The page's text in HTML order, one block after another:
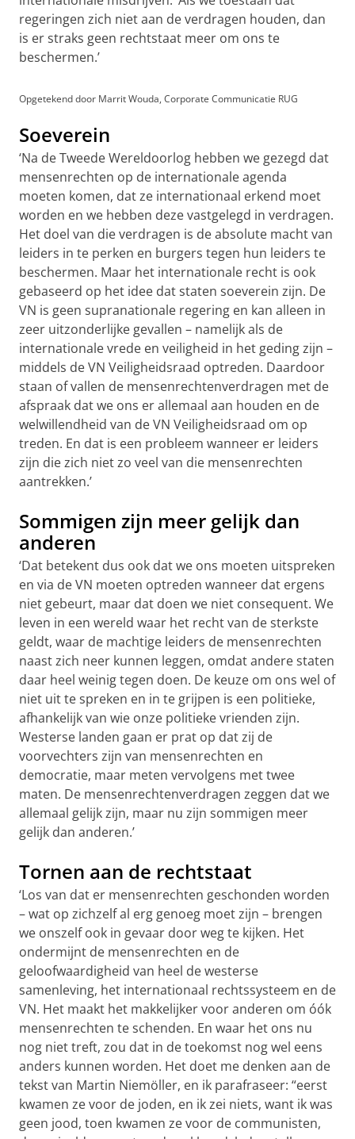
regeringen zich niet aan de verdragen houden, dan
is er straks geen rechtstaat meer om ons te
beschermen.’
Opgetekend door Marrit Wouda, Corporate Communicatie RUG
Soeverein
‘Na de Tweede Wereldoorlog hebben we gezegd dat
mensenrechten op de internationale agenda
moeten komen, dat ze internationaal erkend moet
worden en we hebben deze vastgelegd in verdragen.
Het doel van die verdragen is de absolute macht van
leiders in te perken en burgers tegen hun leiders te
beschermen. Maar het internationale recht is ook
gebaseerd op het idee dat staten soeverein zijn. De
VN is geen supranationale regering en kan alleen in
zeer uitzonderlijke gevallen – namelijk als de
internationale vrede en veiligheid in het geding zijn –
middels de VN Veiligheidsraad optreden. Daardoor
staan of vallen de mensenrechtenverdragen met de
afspraak dat we ons er allemaal aan houden en de
welwillendheid van de VN Veiligheidsraad om op
treden. En dat is een probleem wanneer er leiders
zijn die zich niet zo veel van die mensenrechten
aantrekken.’
Sommigen zijn meer gelijk dan
anderen
‘Dat betekent dus ook dat we ons moeten uitspreken
en via de VN moeten optreden wanneer dat ergens
niet gebeurt, maar dat doen we niet consequent. We
leven in een wereld waar het recht van de sterkste
geldt, waar de machtige leiders de mensenrechten
naast zich neer kunnen leggen, omdat andere staten
daar heel weinig tegen doen. De keuze om ons wel of
niet uit te spreken en in te grijpen is een politieke,
afhankelijk van wie onze politieke vrienden zijn.
Westerse landen gaan er prat op dat zij de
voorvechters zijn van mensenrechten en
democratie, maar meten vervolgens met twee
maten. De mensenrechtenverdragen zeggen dat we
allemaal gelijk zijn, maar nu zijn sommigen meer
gelijk dan anderen.’
Tornen aan de rechtstaat
‘Los van dat er mensenrechten geschonden worden
– wat op zichzelf al erg genoeg moet zijn – brengen
we onszelf ook in gevaar door weg te kijken. Het
ondermijnt de mensenrechten en de
geloofwaardigheid van heel de westerse
samenleving, het internationaal rechtssysteem en de
VN. Het maakt het makkelijker voor anderen om óók
mensenrechten te schenden. En waar het ons nu
nog niet treft, zou dat in de toekomst nog wel eens
anders kunnen worden. Het doet me denken aan de
tekst van Martin Niemöller, en ik parafraseer: “eerst
kwamen ze voor de joden, en ik zei niets, want ik was
geen jood, toen kwamen ze voor de communisten,